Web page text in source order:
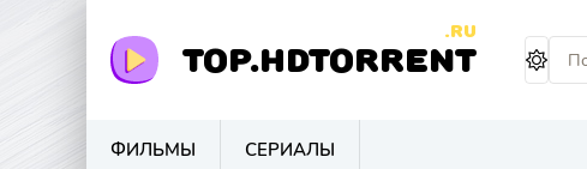
TOP.HDTORRENT
.RU
ФИЛЬМЫ СЕРИАЛЫ